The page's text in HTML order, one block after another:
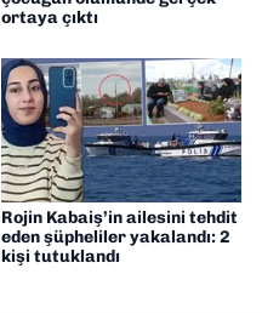
ortaya çıktı
Rojin Kabaiş’in ailesini tehdit
eden şüpheliler yakalandı: 2
kişi tutuklandı